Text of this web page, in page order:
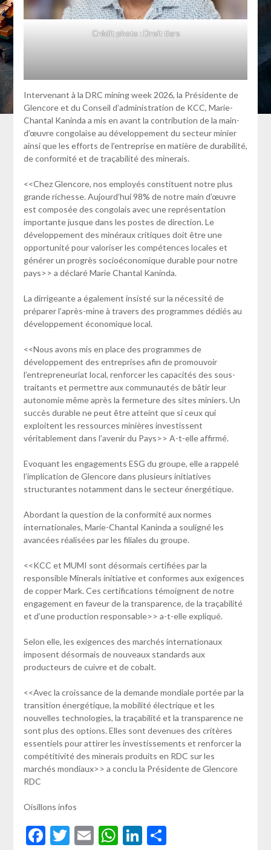
Crédit photo : Droit tiers
Intervenant à la DRC mining week 2026, la Présidente de
Glencore et du Conseil d’administration de KCC, Marie-
Chantal Kaninda a mis en avant la contribution de la main-
d’œuvre congolaise au développement du secteur minier
ainsi que les efforts de l’entreprise en matière de durabilité,
de conformité et de traçabilité des minerais.
<<Chez Glencore, nos employés constituent notre plus
grande richesse. Aujourd’hui 98% de notre main d’œuvre
est composée des congolais avec une représentation
importante jusque dans les postes de direction. Le
développement des minéraux critiques doit être une
opportunité pour valoriser les compétences locales et
générer un progrès socioéconomique durable pour notre
pays>> a déclaré Marie Chantal Kaninda.
La dirrigeante a également insisté sur la nécessité de
préparer l’après-mine à travers des programmes dédiés au
développement économique local.
<<Nous avons mis en place des programmes de
développement des entreprises afin de promouvoir
l’entrepreneuriat local, renforcer les capacités des sous-
traitants et permettre aux communautés de bâtir leur
autonomie même après la fermeture des sites miniers. Un
succès durable ne peut être atteint que si ceux qui
exploitent les ressources minières investissent
véritablement dans l’avenir du Pays>> A-t-elle affirmé.
Evoquant les engagements ESG du groupe, elle a rappelé
l’implication de Glencore dans plusieurs initiatives
structurantes notamment dans le secteur énergétique.
Abordant la question de la conformité aux normes
internationales, Marie-Chantal Kaninda a souligné les
avancées réalisées par les filiales du groupe.
<<KCC et MUMI sont désormais certifiées par la
responsible Minerals initiative et conformes aux exigences
de copper Mark. Ces certifications témoignent de notre
engagement en faveur de la transparence, de la traçabilité
et d’une production responsable>> a-t-elle expliqué.
Selon elle, les exigences des marchés internationaux
imposent désormais de nouveaux standards aux
producteurs de cuivre et de cobalt.
<<Avec la croissance de la demande mondiale portée par la
transition énergétique, la mobilité électrique et les
nouvelles technologies, la traçabilité et la transparence ne
sont plus des options. Elles sont devenues des critères
essentiels pour attirer les investissements et renforcer la
compétitivité des minerais produits en RDC sur les
marchés mondiaux>> a conclu la Présidente de Glencore
RDC
Oisillons infos
Facebook
Twitter
EmailWhatsApp
LinkedIn
Partager